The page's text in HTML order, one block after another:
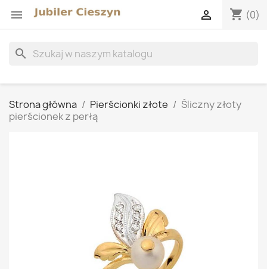
 shopping_cart (0)

search
Strona główna Pierścionki złote
Śliczny złoty
pierścionek z perłą